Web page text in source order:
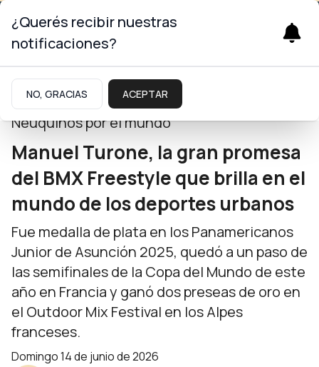
Neuquinidad
Neuquinos por el mundo
Manuel Turone, la gran promesa
del BMX Freestyle que brilla en el
mundo de los deportes urbanos
Fue medalla de plata en los Panamericanos
Junior de Asunción 2025, quedó a un paso de
las semifinales de la Copa del Mundo de este
año en Francia y ganó dos preseas de oro en
el Outdoor Mix Festival en los Alpes
franceses.
domingo 14 de junio de 2026
¿Querés recibir nuestras
notificaciones?
NO, GRACIAS ACEPTAR